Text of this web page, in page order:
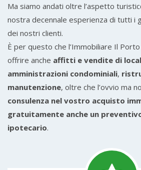
Ma siamo andati oltre l’aspetto
nostra decennale esperienza di tutti i
dei nostri clienti.
È per questo che l’Immobiliare Il
offrire anche affitti e vendite di
amministrazioni condominiali,
manutenzione, oltre che l’ovvio ma
consulenza nel vostro acquisto
gratuitamente anche un
ipotecario.